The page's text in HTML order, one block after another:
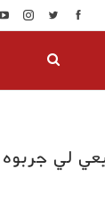
لي جربوه